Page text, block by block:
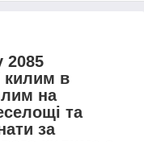
2085
килим в
на
та
за